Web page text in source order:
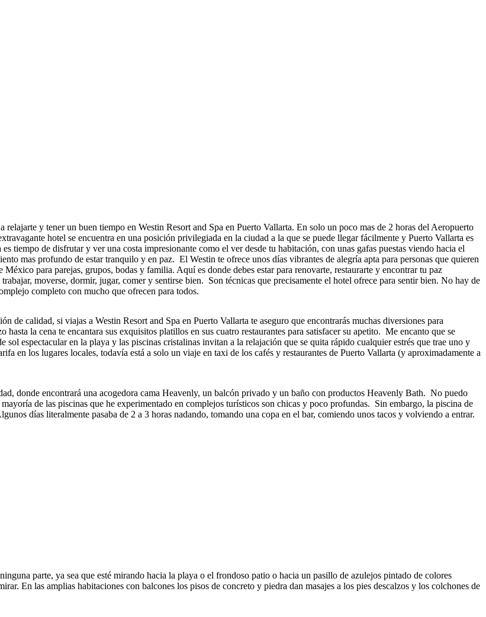
y tener un buen tiempo en Westin Resort and Spa en Puerto Vallarta. En solo un poco mas de 2 horas del Aeropuerto
hotel se encuentra en una posición privilegiada en la ciudad a la que se puede llegar fácilmente y Puerto Vallarta es
tiempo de disfrutar y ver una costa impresionante como el ver desde tu habitación, con unas gafas puestas viendo hacia el
mas profundo de estar tranquilo y en paz. El Westin te ofrece unos días vibrantes de alegría apta para personas que quieren
para parejas, grupos, bodas y familia. Aquí es donde debes estar para renovarte, restaurarte y encontrar tu paz
moverse, dormir, jugar, comer y sentirse bien. Son técnicas que precisamente el hotel ofrece para sentir bien. No hay de
completo con mucho que ofrecen para todos.
de calidad, si viajas a Westin Resort and Spa en Puerto Vallarta te aseguro que encontrarás muchas diversiones para
la cena te encantara sus exquisitos platillos en sus cuatro restaurantes para satisfacer su apetito. Me encanto que se
espectacular en la playa y las piscinas cristalinas invitan a la relajación que se quita rápido cualquier estrés que trae uno y
en los lugares locales, todavía está a solo un viaje en taxi de los cafés y restaurantes de Puerto Vallarta (y aproximadamente a
donde encontrará una acogedora cama Heavenly, un balcón privado y un baño con productos Heavenly Bath. No puedo
de las piscinas que he experimentado en complejos turísticos son chicas y poco profundas. Sin embargo, la piscina de
días literalmente pasaba de 2 a 3 horas nadando, tomando una copa en el bar, comiendo unos tacos y volviendo a entrar.
parte, ya sea que esté mirando hacia la playa o el frondoso patio o hacia un pasillo de azulejos pintado de colores
En las amplias habitaciones con balcones los pisos de concreto y piedra dan masajes a los pies descalzos y los colchones de